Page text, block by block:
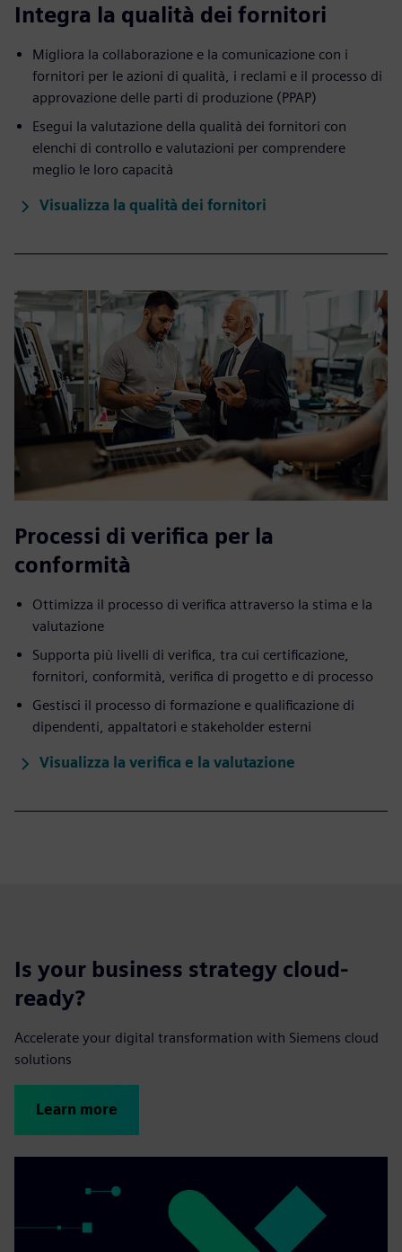
Integra la qualità dei fornitori
Migliora la collaborazione e la comunicazione con i
fornitori per le azioni di qualità, i reclami e il processo di
approvazione delle parti di produzione (PPAP)
Esegui la valutazione della qualità dei fornitori con
elenchi di controllo e valutazioni per comprendere
meglio le loro capacità
Visualizza la qualità dei fornitori
Processi di verifica per la
conformità
Ottimizza il processo di verifica attraverso la stima e la
valutazione
Supporta più livelli di verifica, tra cui certificazione,
fornitori, conformità, verifica di progetto e di processo
Gestisci il processo di formazione e qualificazione di
dipendenti, appaltatori e stakeholder esterni
Visualizza la verifica e la valutazione
Is your business strategy cloud-
ready?
Accelerate your digital transformation with Siemens cloud
solutions
Learn more